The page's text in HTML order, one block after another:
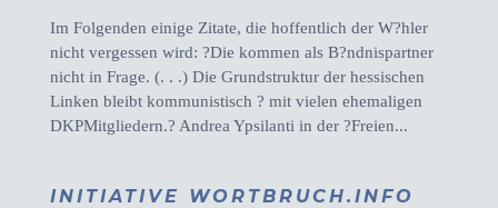
Im Folgenden einige Zitate, die hoffentlich der W?hler
nicht vergessen wird: ?Die kommen als B?ndnispartner
nicht in Frage. (. . .) Die Grundstruktur der hessischen
Linken bleibt kommunistisch ? mit vielen ehemaligen
DKPMitgliedern.? Andrea Ypsilanti in der ?Freien...
INITIATIVE WORTBRUCH.INFO